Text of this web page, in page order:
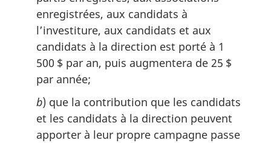
enregistrées, aux candidats à
l’investiture, aux candidats et aux
candidats à la direction est porté à 1
500 $ par an, puis augmentera de 25 $
par année;
b) que la contribution que les candidats
et les candidats à la direction peuvent
apporter à leur propre campagne passe